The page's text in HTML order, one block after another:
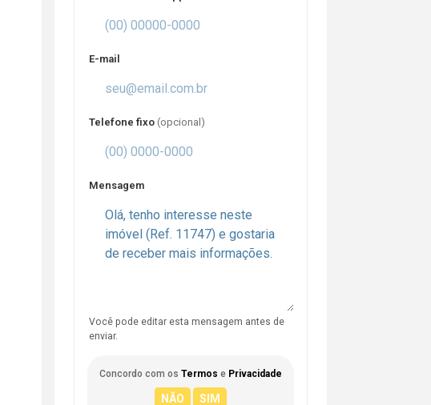
E-mail
Telefone fixo (opcional)
Mensagem
Você pode editar esta mensagem antes de
enviar.
Concordo com os Termos e Privacidade